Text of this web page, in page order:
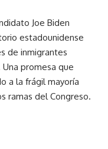
Joe Biden
estadounidense
de inmigrantes
promesa que
a la frágil mayoría
ramas del Congreso.